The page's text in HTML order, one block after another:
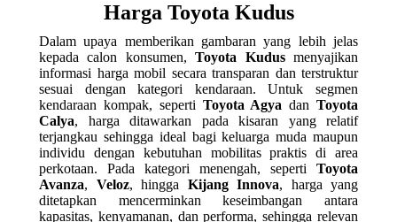
Harga Toyota Kudus
Dalam upaya memberikan gambaran yang lebih jelas
kepada calon konsumen,Toyota Kudusmenyajikan
informasi harga mobil secara transparan dan terstruktur
sesuai dengan kategori kendaraan. Untuk segmen
kendaraan kompak, seperti Toyota Agya danToyota
Calya, harga ditawarkan pada kisaran yang relatif
terjangkau sehingga ideal bagi keluarga muda maupun
individu dengan kebutuhan mobilitas praktis di area
perkotaan. Pada kategori menengah, seperti Toyota
Avanza, Veloz, hingga Kijang Innova, harga yang
ditetapkan mencerminkan keseimbangan antara
kapasitas, kenyamanan, dan performa, sehingga relevan